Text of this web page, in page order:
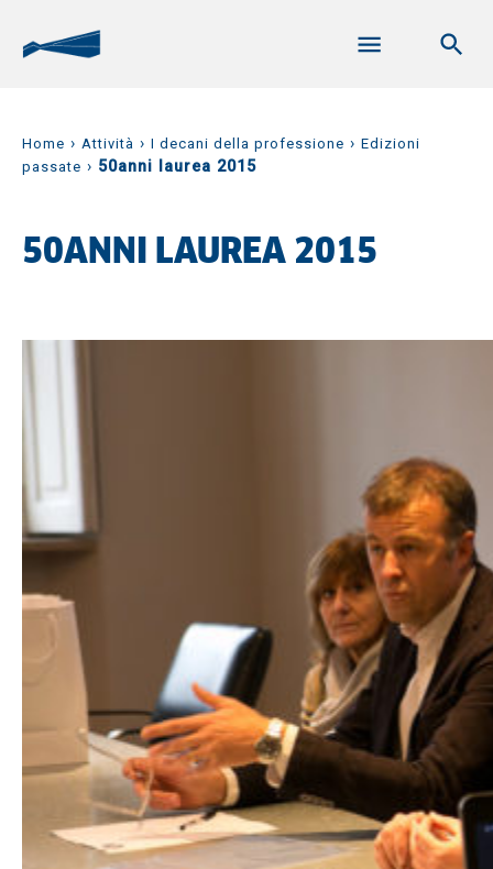
Home › Attività › I decani della professione › Edizioni
passate › 50anni laurea 2015
50ANNI LAUREA 2015